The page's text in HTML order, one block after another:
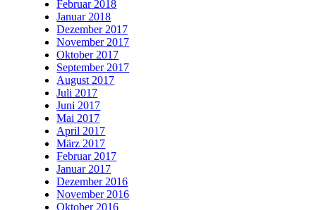
Februar 2018
Januar 2018
Dezember 2017
November 2017
Oktober 2017
September 2017
August 2017
Juli 2017
Juni 2017
Mai 2017
April 2017
März 2017
Februar 2017
Januar 2017
Dezember 2016
November 2016
Oktober 2016